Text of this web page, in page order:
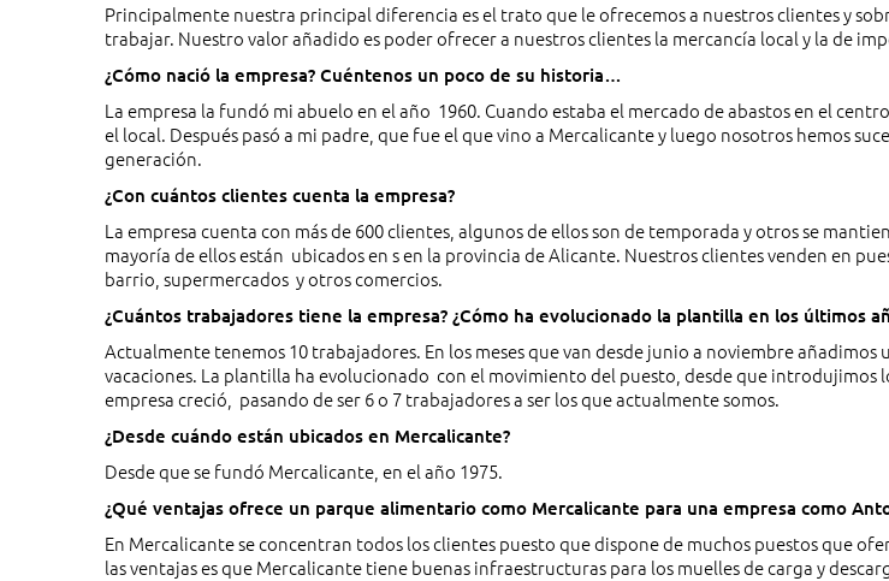
Principalmente nuestra principal diferencia es el trato que le ofrecemos a nuestros clientes y
trabajar. Nuestro valor añadido es poder ofrecer a nuestros clientes la mercancía local y la de
¿Cómo nació la empresa? Cuéntenos un poco de su historia…
La empresa la fundó mi abuelo en el año 1960. Cuando estaba el mercado de abastos en el
el local. Después pasó a mi padre, que fue el que vino a Mercalicante y luego nosotros hemos
generación.
¿Con cuántos clientes cuenta la empresa?
La empresa cuenta con más de 600 clientes, algunos de ellos son de temporada y otros se
mayoría de ellos están ubicados en s en la provincia de Alicante. Nuestros clientes venden en
barrio, supermercados y otros comercios.
¿Cuántos trabajadores tiene la empresa? ¿Cómo ha evolucionado la plantilla en los últimos
Actualmente tenemos 10 trabajadores. En los meses que van desde junio a noviembre añadimos
vacaciones. La plantilla ha evolucionado con el movimiento del puesto, desde que
empresa creció, pasando de ser 6 o 7 trabajadores a ser los que actualmente somos.
¿Desde cuándo están ubicados en Mercalicante?
Desde que se fundó Mercalicante, en el año 1975.
¿Qué ventajas ofrece un parque alimentario como Mercalicante para una empresa como
En Mercalicante se concentran todos los clientes puesto que dispone de muchos puestos que
las ventajas es que Mercalicante tiene buenas infraestructuras para los muelles de carga y